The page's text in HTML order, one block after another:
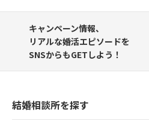
キャンペーン情報、
リアルな婚活エピソードを
SNSからもGETしよう！
結婚相談所を探す